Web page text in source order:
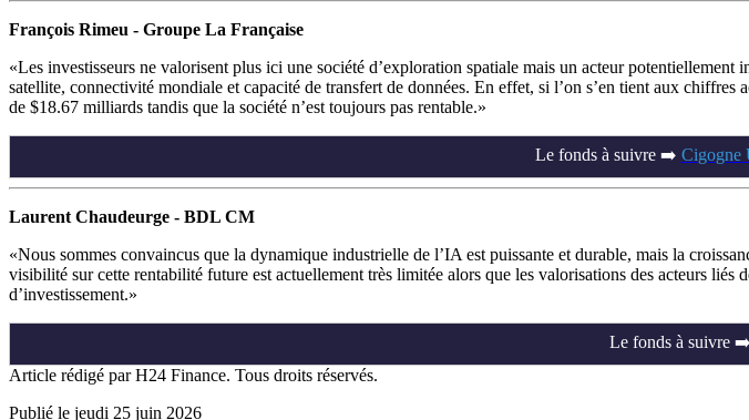
François Rimeu - Groupe La Française
Les investisseurs ne valorisent plus ici une société d’exploration spatiale mais un acteur
satellite, connectivité mondiale et capacité de transfert de données. En effet, si l’on s’en tient aux
de $18.67 milliards tandis que la société n’est toujours pas rentable.
Le fonds à suivre ➡️ Cigogne
Laurent Chaudeurge - BDL CM
Nous sommes convaincus que la dynamique industrielle de l’IA est puissante et durable, mais la
visibilité sur cette rentabilité future est actuellement très limitée alors que les valorisations des acteurs
d’investissement.
Le fonds à suivre ➡️
Article rédigé par H24 Finance. Tous droits réservés.
Publié le jeudi 25 juin 2026